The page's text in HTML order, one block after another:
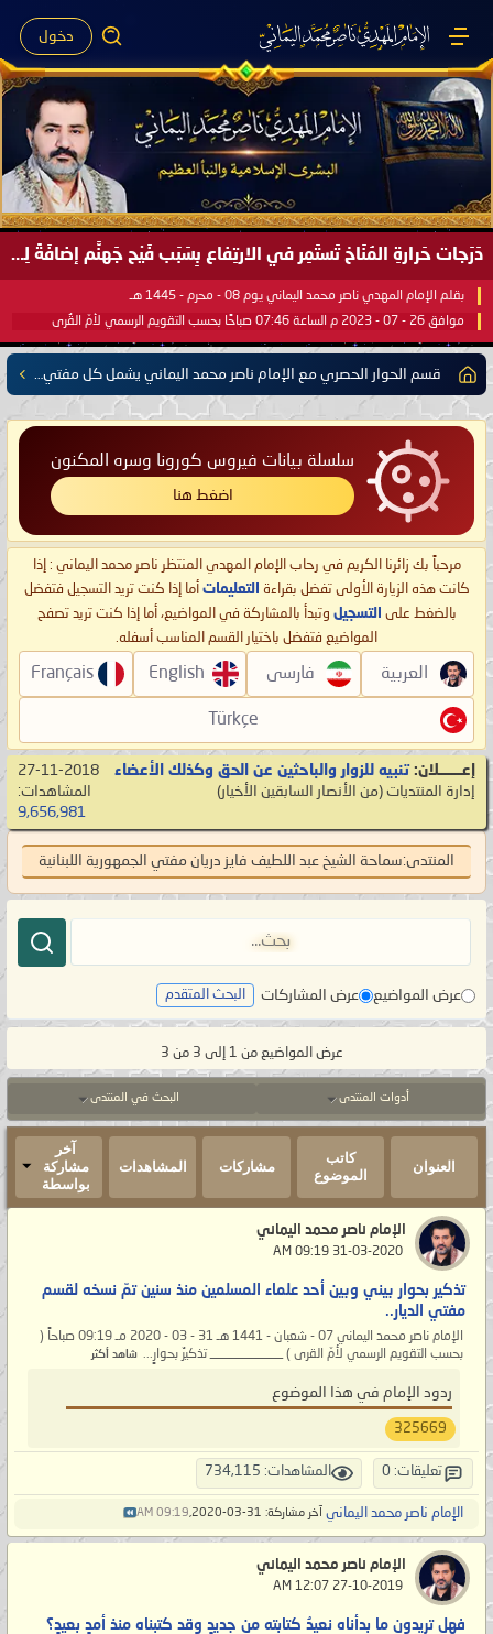
دخول
دَرَجات حَرارةِ المُنَاخ تَستَمِر في الارتِفاع بِسَبَب فَيْح جَهنَّم إضافَةً لِحرارةِ الشَّمس في مُحكَم القُرآن العَظيم ..
بقلم الإمام المهدي ناصر محمد اليماني يوم 08 - محرم - 1445 هـ
موافق 26 - 07 - 2023 م الساعة 07:46 صباحًا بحسب التقويم الرسمي لأمّ القُرى
سلسلة بيانات فيروس كورونا وسره المكنون
اضغط هنا
مرحباً بك زائرنا الكريم في رحاب الإمام المهدي المنتظر ناصر محمد اليماني : إذا
كانت هذه الزيارة الأولى تفضل بقراءة التعليمات أما إذا كنت تريد التسجيل فتفضل
بالضغط على التسجيل وتبدأ بالمشاركة في المواضيع، أما إذا كنت تريد تصفح
المواضيع فتفضل باختيار القسم المناسب أسفله.
العربية فارسی English
Français
Türkçe
إعـــــــلان: تنبيه للزوار والباحثين عن الحق وكذلك الأعضاء
إدارة المنتديات ‏(من الأنصار السابقين الأخيار)
27-11-2018
المشاهدات:
9,656,981
المنتدى:سماحة الشيخ عبد اللطيف فايز دريان مفتي الجمهورية اللبنانية
عرض المواضيع عرض المشاركات البحث المتقدم
عرض المواضيع من 1 إلى 3 من 3
أدوات المنتدى البحث في المنتدى
العنوان
كاتب
الموضوع
مشاركات المشاهدات
آخر
مشاركة
بواسطة
الإمام ناصر محمد اليماني
تذكير بحوار بيني وبين أحد علماء المسلمين منذ سنين تمّ نسخه لقسم
مفتي الديار..
الإمام ناصر محمد اليماني 07 - شعبان - 1441 هـ 31 - 03 - 2020 مـ 09:19 صباحاً (
بحسب التقويم الرسمي لأمّ القرى ) ___________ تذكيرٌ بحوارٍ... شاهد أكثر
ردود الإمام في هذا الموضوع
325669
تعليقات: 0 المشاهدات: 734,115
الإمام ناصر محمد اليماني آخر مشاركة: 31-03-2020, 09:19 AM
الإمام ناصر محمد اليماني
فهل تريدون ما بدأناه نعيدُ كتابته من جديدٍ وقد كتبناه منذ أمدٍ بعيدٍ؟